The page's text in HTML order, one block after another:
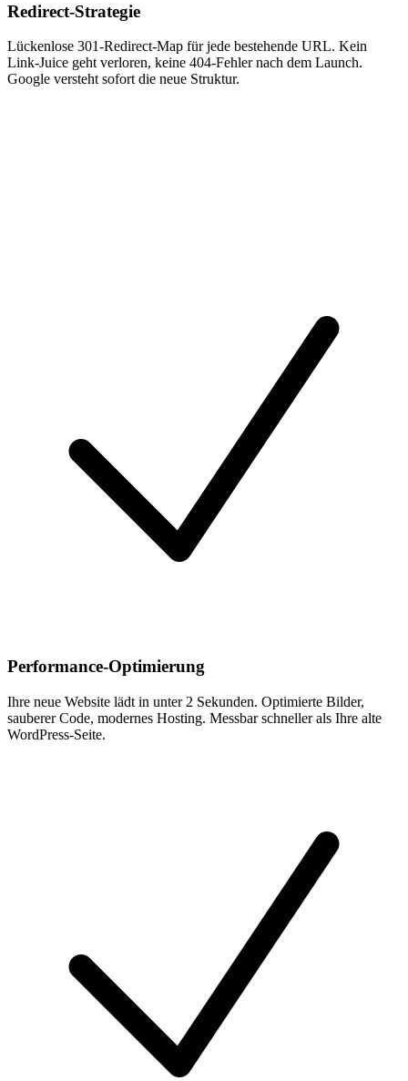
Redirect-Strategie
Lückenlose 301-Redirect-Map für jede bestehende URL. Kein
Link-Juice geht verloren, keine 404-Fehler nach dem Launch.
Google versteht sofort die neue Struktur.
Performance-Optimierung
Ihre neue Website lädt in unter 2 Sekunden. Optimierte Bilder,
sauberer Code, modernes Hosting. Messbar schneller als Ihre alte
WordPress-Seite.